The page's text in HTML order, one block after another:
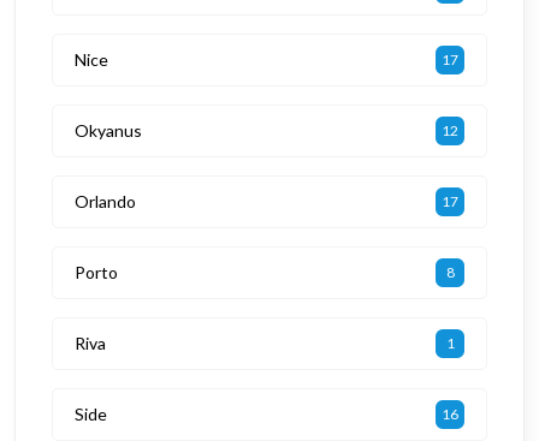
Nice 17
Okyanus 12
Orlando 17
Porto 8
Riva 1
Side 16